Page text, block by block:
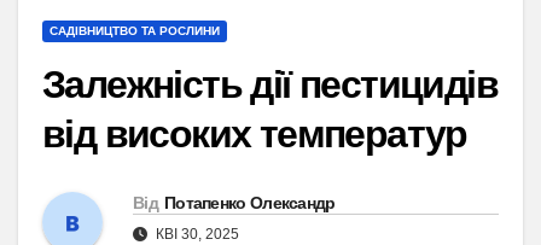
САДІВНИЦТВО ТА РОСЛИНИ
Залежність дії пестицидів
від високих температур
Від Потапенко Олександр
КВІ 30, 2025